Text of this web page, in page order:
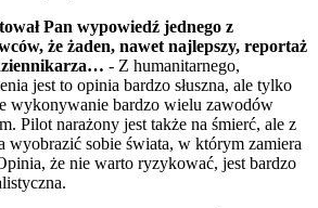
Pan wypowiedź jednego z
że żaden, nawet najlepszy, reportaż
- Z humanitarnego,
jest to opinia bardzo słuszna, ale tylko
wykonywanie bardzo wielu zawodów
Pilot narażony jest także na śmierć, ale z
wyobrazić sobie świata, w którym zamiera
że nie warto ryzykować, jest bardzo